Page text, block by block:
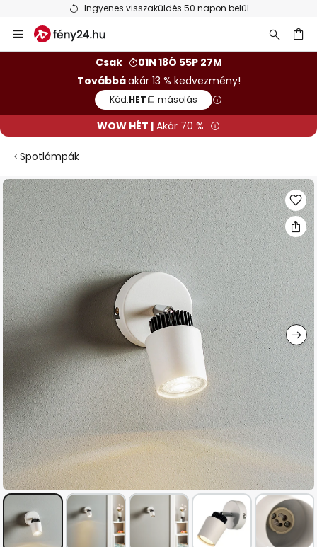
Ingyenes visszaküldés 50 napon belül
Ugrás
a
Csak
01N 18Ó 55P 26M
Továbbáakár 13 % kedvezmény!
Kód:HET másolás
WOW HÉT | Akár 70 %
Spotlámpák
Ugrás
a
képgaléria
végére